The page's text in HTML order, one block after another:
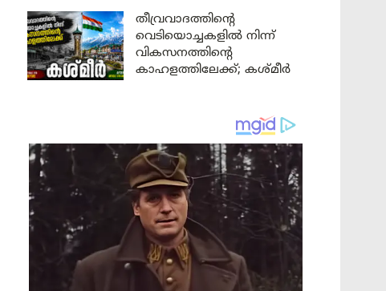
തീവ്രവാദത്തിന്റെ
വെടിയൊച്ചകളിൽ നിന്ന്
വികസനത്തിന്റെ
കാഹളത്തിലേക്ക്; കശ്മീർ